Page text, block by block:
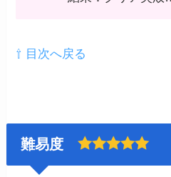
⇧ 目次へ戻る
難易度